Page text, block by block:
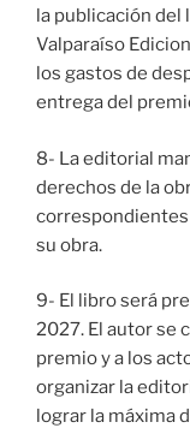
la publicación del
Valparaíso
los gastos de
entrega del
8- La editorial
derechos de la
correspondientes
su obra.
9- El libro será
2027. El autor se
premio y a los
organizar la
lograr la máxima